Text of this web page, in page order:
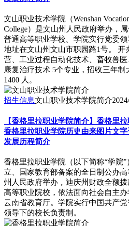
文山职业技术学院（Wenshan
College）是文山州人民政府举办，
普通高等职业学校。学院实行党委
地址在文山州文山市职园路1号。 开
营、工业过程自动化技术、畜牧兽医
康复治疗技术 5个专业，招收三年制
1400 人。
招生信息文山职业技术学院简介
【香格里拉职业学院简介】香格里
香格里拉职业学院历史由来图片文
发展历程简介
香格里拉职业学院（以下简称“学院
立、国家教育部备案的全日制公办
州人民政府举办，迪庆州财政全额
高等职业院校，依法面向社会自主
云南省教育厅。学院实行中国共产
领导下的校长负责制。